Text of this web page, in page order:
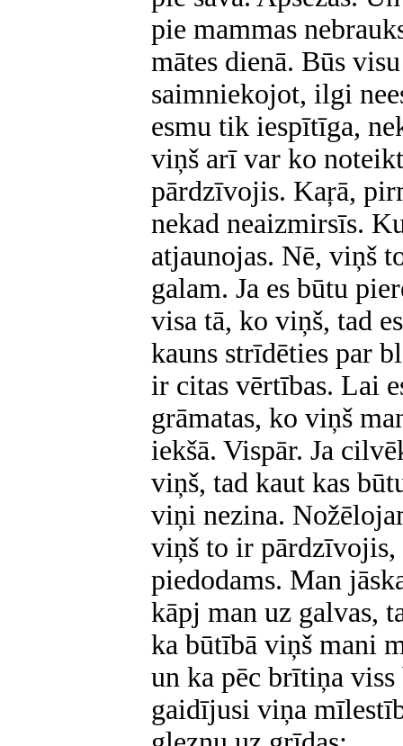
pie mammas
mātes dienā. Būs
saimniekojot, ilgi
esmu tik iespītīga,
viņš arī var ko
pārdzīvojis. Kaŗā,
nekad neaizmirsīs.
atjaunojas. Nē, viņš
galam. Ja es būtu
visa tā, ko viņš, tad
kauns strīdēties par
ir citas vērtības. Lai
grāmatas, ko viņš
iekšā. Vispār. Ja
viņš, tad kaut kas
viņi nezina.
viņš to ir pārdzīvojis,
piedodams. Man
kāpj man uz galvas,
ka būtībā viņš mani
un ka pēc brītiņa
gaidījusi viņa